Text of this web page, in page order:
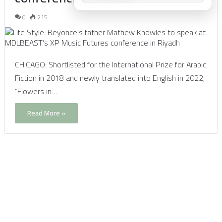
0 215
CHICAGO: Shortlisted for the International Prize for Arabic
Fiction in 2018 and newly translated into English in 2022,
“Flowers in…
Read More »